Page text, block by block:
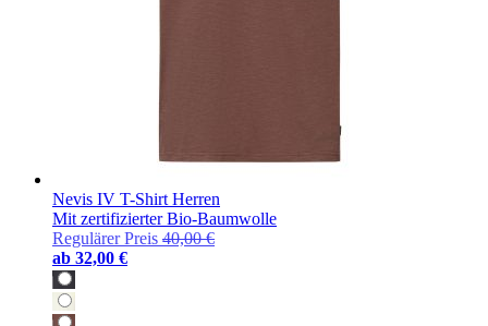
Nevis IV T-Shirt Herren
Mit zertifizierter Bio-Baumwolle
Regulärer Preis 40,00 €
ab 32,00 €